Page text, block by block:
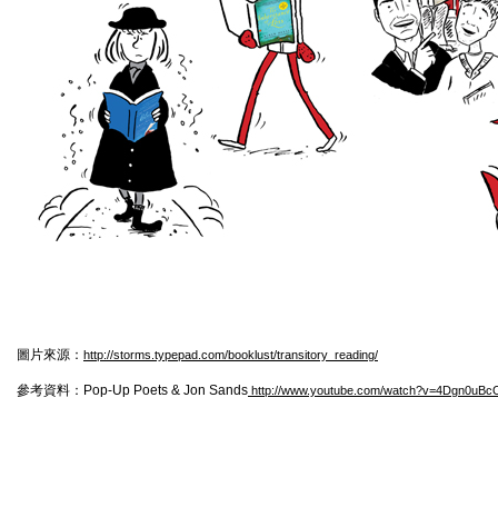
圖片來源： http://storms.typepad.com/booklust/transitory_reading/
參考資料：Pop-Up Poets & Jon Sands http://www.youtube.com/